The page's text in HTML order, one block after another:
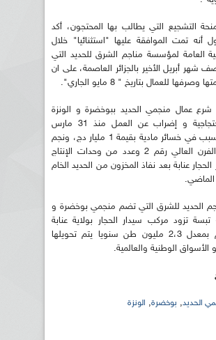
التشجيع التي يطالب بها المحتجون، أكد
أنه تمت الموافقة عليها "استثنائيا" خلال
العامة لمؤسسة مناجم الشرق للحديد التي
شهر أبريل الأخير بالجزائر العاصمة، على ان
للعمال بتاريخ " 8 مايو الجاري".
شرع عمال منجمي الحديد ببوخضرة و الونزة
في حركة احتجاجية و إضراب عن العمل منذ 31 مارس
المنقضي، تسبب في خسائر مادية بقيمة 1 مليار دج، ونجم
عنه توقيف الفرن العالي رقم 2 وعدد من وحدات الإنتاج
عنابة بعد نفاذ المخزون من الحديد الخام
الحديد للشرق التي تضم منجمي بوخضرة و
تبسة تزود مركب سيدار الحجار بولاية عنابة
بالحديد الخام بمعدل 2،3 مليون طن سنويا يتم تحويلها
الأسواق الوطنية والعالمية.
الحديد, بوخضرة, الونزة